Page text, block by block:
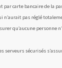
par carte bancaire de la
n’aurait pas réglé
qu’aucune per­sonne
serveurs sécurisés